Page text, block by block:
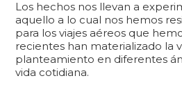
Los hechos nos llevan a
aquello a lo cual nos hemos
para los viajes aéreos que
recientes han materializado la
planteamiento en diferentes
vida cotidiana.